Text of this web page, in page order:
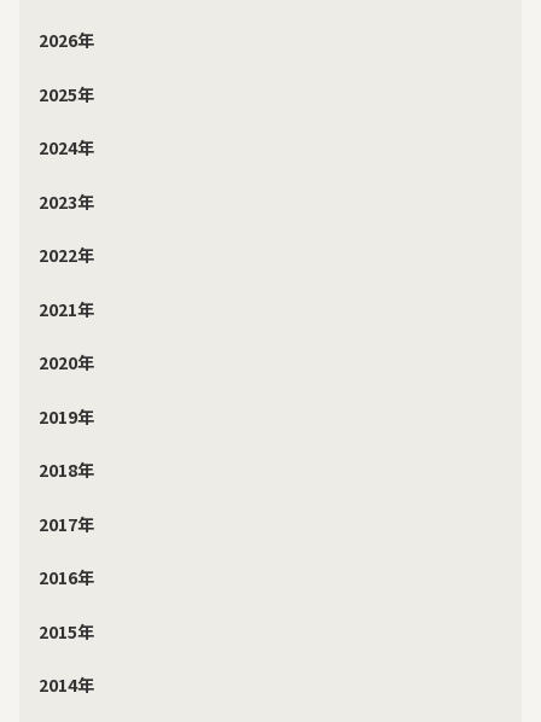
2026年
2025年
2024年
2023年
2022年
2021年
2020年
2019年
2018年
2017年
2016年
2015年
2014年